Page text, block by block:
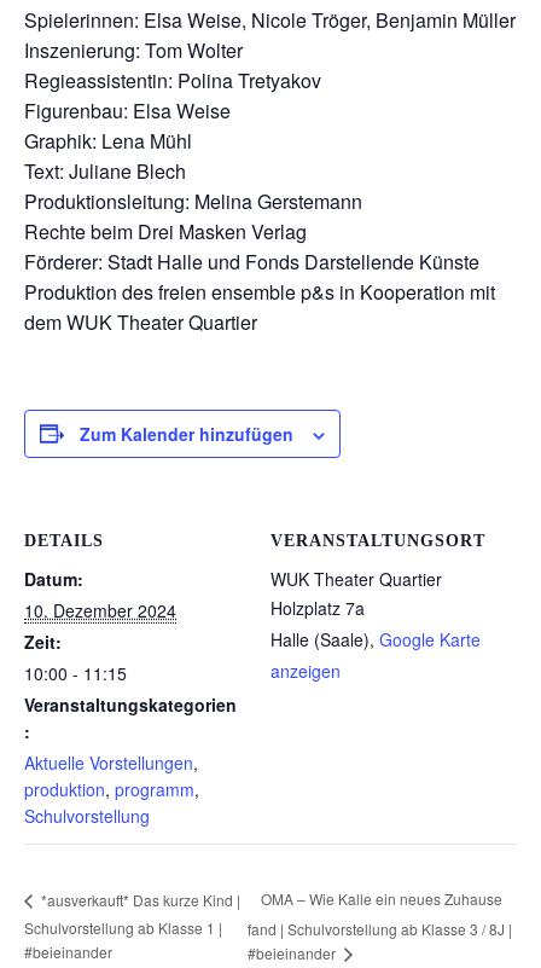
Spielerinnen: Elsa Weise, Nicole Tröger, Benjamin Müller
Inszenierung: Tom Wolter
Regieassistentin: Polina Tretyakov
Figurenbau: Elsa Weise
Graphik: Lena Mühl
Text: Juliane Blech
Produktionsleitung: Melina Gerstemann
Rechte beim Drei Masken Verlag
Förderer: Stadt Halle und Fonds Darstellende Künste
Produktion des freien ensemble p&s in Kooperation mit
dem WUK Theater Quartier
Zum Kalender hinzufügen
DETAILS
Datum:
10. Dezember 2024
Zeit:
10:00 - 11:15
Veranstaltungskategorien
:
Aktuelle Vorstellungen,
produktion, programm,
Schulvorstellung
VERANSTALTUNGSORT
WUK Theater Quartier
Holzplatz 7a
Halle (Saale), Google Karte
anzeigen
*ausverkauft* Das kurze Kind |
Schulvorstellung ab Klasse 1 |
#beieinander
OMA – Wie Kalle ein neues Zuhause
fand | Schulvorstellung ab Klasse 3 / 8J |
#beieinander